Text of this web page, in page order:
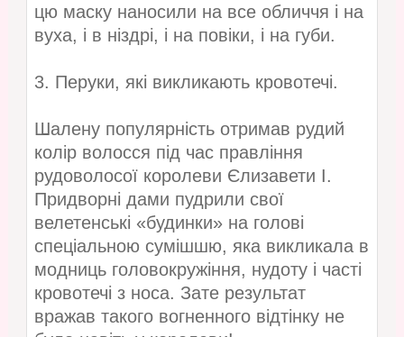
цю маску наносили на все обличчя і на
вуха, і в ніздрі, і на повіки, і на губи.
3. Перуки, які викликають кровотечі.
Шалену популярність отримав рудий
колір волосся під час правління
рудоволосої королеви Єлизавети І.
Придворні дами пудрили свої
велетенські «будинки» на голові
спеціальною сумішшю, яка викликала в
модниць головокружіння, нудоту і часті
кровотечі з носа. Зате результат
вражав такого вогненного відтінку не